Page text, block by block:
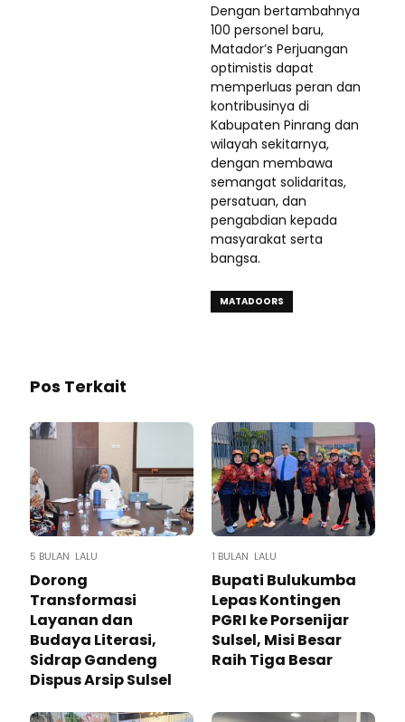
Dengan bertambahnya
100 personel baru,
Matador’s Perjuangan
optimistis dapat
memperluas peran dan
kontribusinya di
Kabupaten Pinrang dan
wilayah sekitarnya,
dengan membawa
semangat solidaritas,
persatuan, dan
pengabdian kepada
masyarakat serta
bangsa.
MATADOORS
Pos Terkait
5 BULAN LALU
Dorong
Transformasi
Layanan dan
Budaya Literasi,
Sidrap Gandeng
Dispus Arsip Sulsel
1 BULAN LALU
Bupati Bulukumba
Lepas Kontingen
PGRI ke Porsenijar
Sulsel, Misi Besar
Raih Tiga Besar